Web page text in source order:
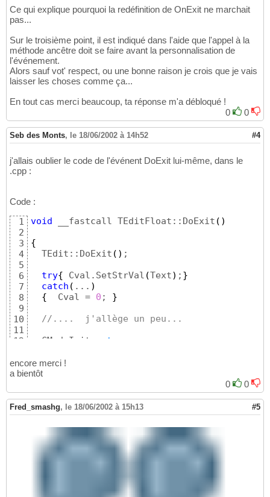
Ce qui explique pourquoi la redéfinition de OnExit ne marchait
pas...
Sur le troisième point, il est indiqué dans l'aide que l'appel à la
méthode ancêtre doit se faire avant la personnalisation de
l'événement.
Alors sauf vot' respect, ou une bonne raison je crois que je vais
laisser les choses comme ça...
En tout cas merci beaucoup, ta réponse m'a débloqué !
0
0
Seb des Monts, le 18/06/2002 à 14h52 #4
j'allais oublier le code de l'événent DoExit lui-même, dans le
.cpp :
Code :
1
2
3
4
5
6
7
8
9
10
11
12
14
15
void __fastcall TEditFloat::DoExit ( )
{
  TEdit::DoExit
( ) ;
try{ Cval.SetStrVal (Text) ; }
catch ( ... )
{
  Cval =
0 ; }
//....  j'allège un peu...
  CModeInit =
true
  CModeInit =
}
encore merci !
a bientôt
0
0
Fred_smashg, le 18/06/2002 à 15h13 #5